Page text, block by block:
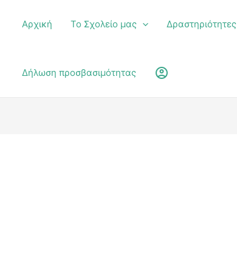
Αρχική Το Σχολείο μας Δραστηριότητες
Δήλωση προσβασιμότητας account_circle